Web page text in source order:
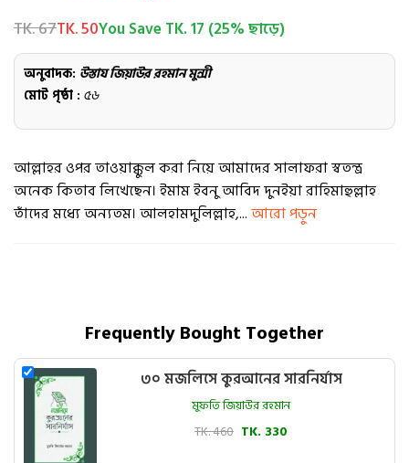
TK. 67TK. 50You Save TK. 17 (25% ছাড়ে)
অনুবাদক: উস্তায জিয়াউর রহমান মুন্সী
মোট পৃষ্ঠা : ৫৬
আল্লাহর ওপর তাওয়াক্কুল করা নিয়ে আমাদের সালাফরা স্বতন্ত্র
অনেক কিতাব লিখেছেন। ইমাম ইবনু আবিদ দুনইয়া রাহিমাহুল্লাহ
তাঁদের মধ্যে অন্যতম। আলহামদুলিল্লাহ,...আরো পড়ুন
Frequently Bought Together
৩০ মজলিসে কুরআনের সারনির্যাস
মুফতি জিয়াউর রহমান
TK. 460 TK. 330